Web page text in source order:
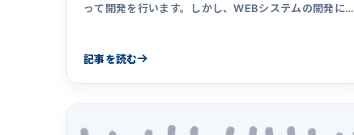
って開発を行います。しかし、WEBシステムの開発に
と、使うべきではないと主張している人について考えて
記事を読む